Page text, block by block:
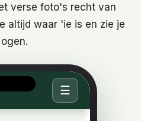
verse foto's recht van
altijd waar 'ie is en zie je